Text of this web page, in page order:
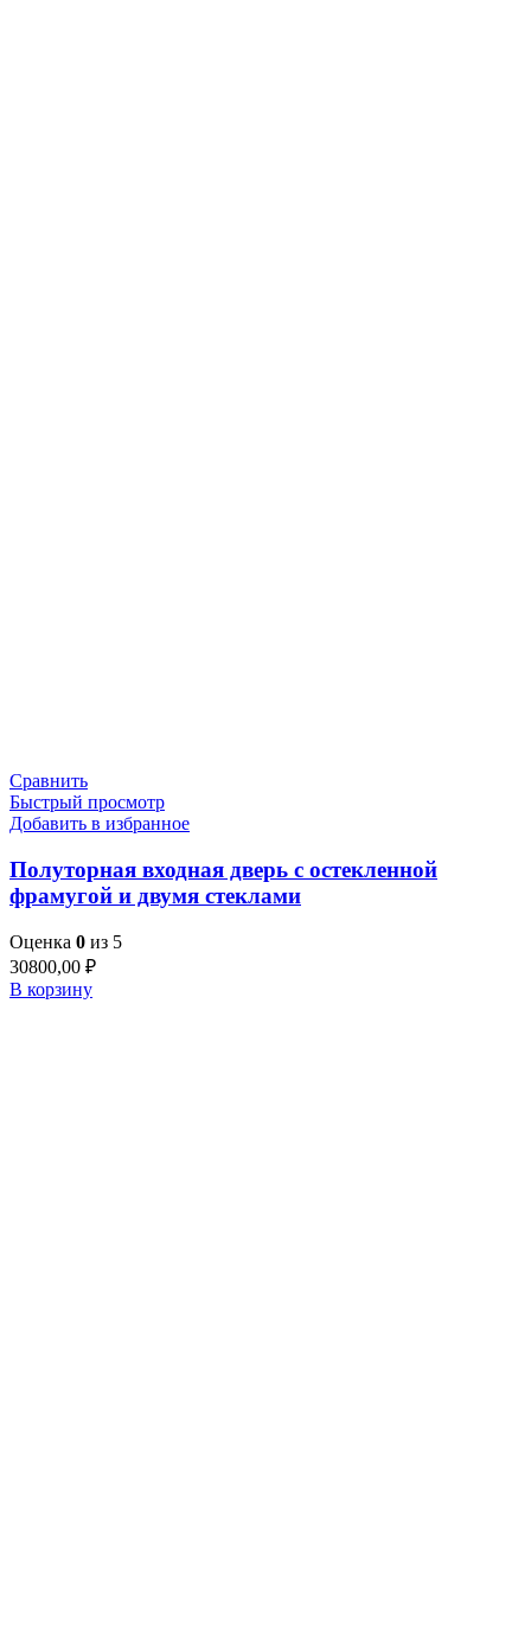
Сравнить
Быстрый просмотр
Добавить в избранное
Полуторная входная дверь с остекленной
фрамугой и двумя стеклами
Оценка 0 из 5
30800,00 ₽
В корзину